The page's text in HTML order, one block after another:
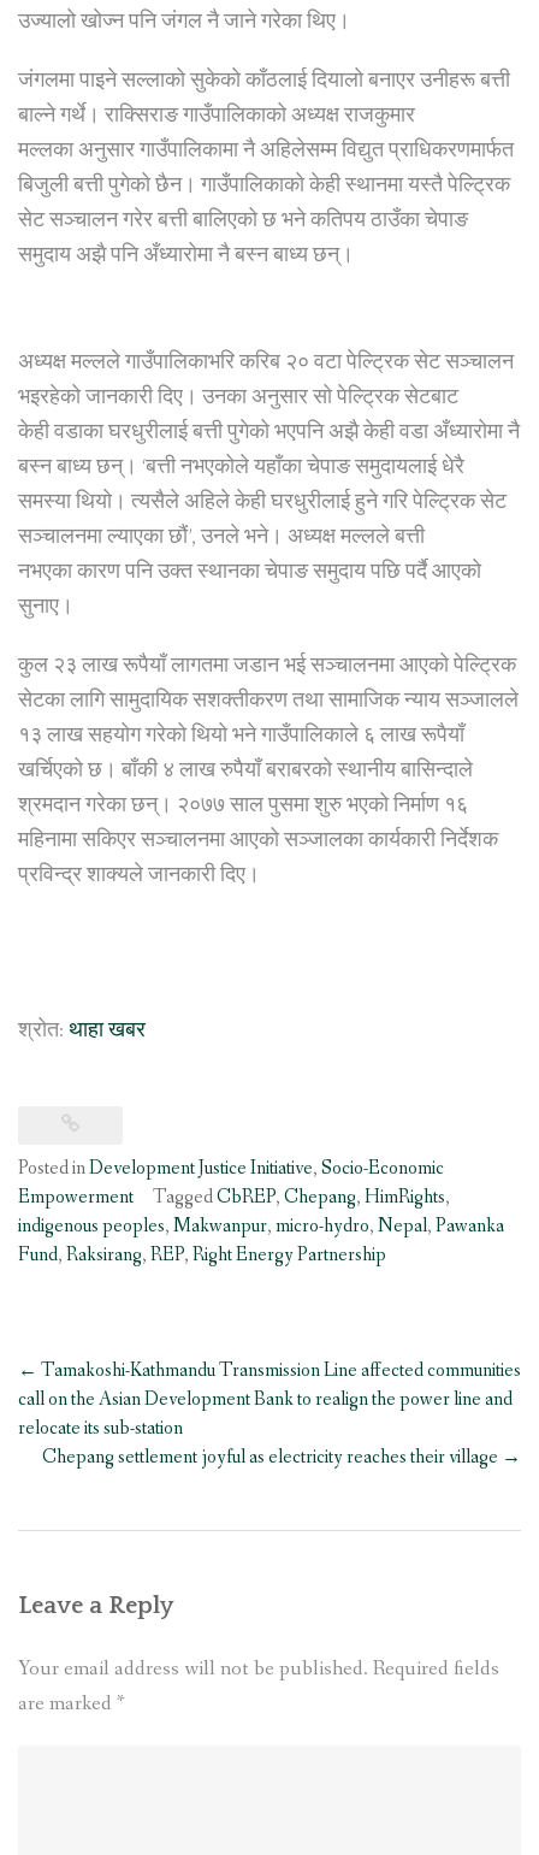
उज्यालो खोज्न पनि जंगल नै जाने गरेका थिए।
जंगलमा पाइने सल्लाको सुकेको काँठलाई दियालो बनाएर उनीहरू बत्ती
बाल्ने गर्थे। राक्सिराङ गाउँपालिकाको अध्यक्ष राजकुमार
मल्लका अनुसार गाउँपालिकामा नै अहिलेसम्म विद्युत प्राधिकरणमार्फत
बिजुली बत्ती पुगेको छैन। गाउँपालिकाको केही स्थानमा यस्तै पेल्ट्रिक
सेट सञ्चालन गरेर बत्ती बालिएको छ भने कतिपय ठाउँका चेपाङ
समुदाय अझै पनि अँध्यारोमा नै बस्न बाध्य छन्।
अध्यक्ष मल्लले गाउँपालिकाभरि करिब २० वटा पेल्ट्रिक सेट सञ्चालन
भइरहेको जानकारी दिए। उनका अनुसार सो पेल्ट्रिक सेटबाट
केही वडाका घरधुरीलाई बत्ती पुगेको भएपनि अझै केही वडा अँध्यारोमा नै
बस्न बाध्य छन्। ‘बत्ती नभएकोले यहाँका चेपाङ समुदायलाई धेरै
समस्या थियो। त्यसैले अहिले केही घरधुरीलाई हुने गरि पेल्ट्रिक सेट
सञ्चालनमा ल्याएका छौं’, उनले भने। अध्यक्ष मल्लले बत्ती
नभएका कारण पनि उक्त स्थानका चेपाङ समुदाय पछि पर्दै आएको
सुनाए।
कुल २३ लाख रूपैयाँ लागतमा जडान भई सञ्चालनमा आएको पेल्ट्रिक
सेटका लागि सामुदायिक सशक्तीकरण तथा सामाजिक न्याय सञ्जालले
१३ लाख सहयोग गरेको थियो भने गाउँपालिकाले ६ लाख रूपैयाँ
खर्चिएको छ। बाँकी ४ लाख रुपैयाँ बराबरको स्थानीय बासिन्दाले
श्रमदान गरेका छन्। २०७७ साल पुसमा शुरु भएको निर्माण १६
महिनामा सकिएर सञ्चालनमा आएको सञ्जालका कार्यकारी निर्देशक
प्रविन्द्र शाक्यले जानकारी दिए।
श्रोत: थाहा खबर
Posted inDevelopment Justice Initiative,Socio-Economic
Empowerment
TaggedCbREP,Chepang,HimRights,
indigenous peoples,Makwanpur,micro-hydro,Nepal,Pawanka
Fund,Raksirang,REP,Right Energy Partnership
Post
navigation
← Tamakoshi-Kathmandu Transmission Line affected communities
call on the Asian Development Bank to realign the power line and
relocate its sub-station
Chepang settlement joyful as electricity reaches their village →
Leave a Reply
Your email address will not be published. Required fields
are marked *